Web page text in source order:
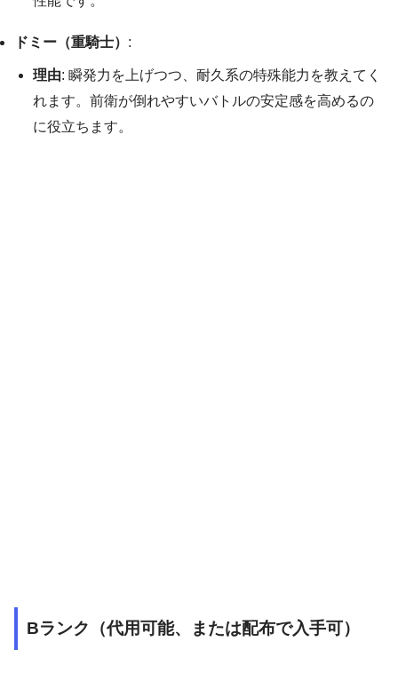
ドミー（重騎士） :
理由: 瞬発力を上げつつ、耐久系の特殊能力を教えてく
れます。前衛が倒れやすいバトルの安定感を高めるの
に役立ちます。
Bランク（代用可能、または配布で入手可）